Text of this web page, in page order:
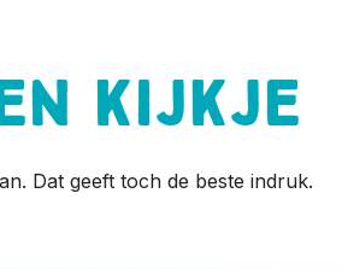
kijkje
Dat geeft toch de beste indruk.